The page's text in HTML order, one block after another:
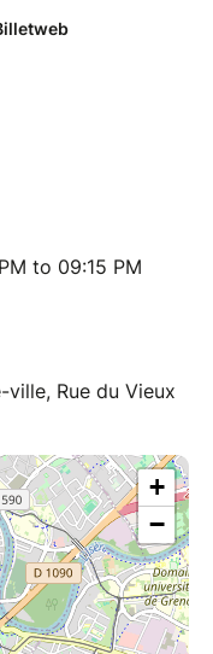
to 09:15 PM
Rue du Vieux
+
−